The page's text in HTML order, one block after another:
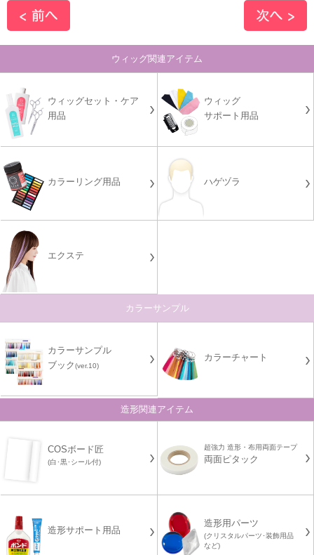
ウィッグ関連アイテム
ウィッグセット・ケア
用品
ウィッグ
サポート用品
カラーリング用品 ハゲヅラ
エクステ
カラーサンプル
カラーサンプル
ブック(ver.10)
カラーチャート
造形関連アイテム
COSボード匠
(白･黒･シール付)
超強力 造形・布用両面テープ
両面ピタック
造形サポート用品
造形用パーツ
(クリスタルパーツ･装飾用品
など)